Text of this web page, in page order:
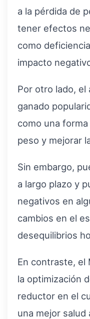
a la pérdida de
tener efectos
como
impacto
Por otro lado,
ganado
como una
peso y mejorar
Sin embargo,
a largo plazo y
negativos en
cambios en el
desequilibrios
En contraste, el
la optimización
reductor en el
una mejor salud